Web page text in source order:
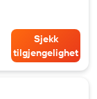
Sjekk
tilgjengelighet